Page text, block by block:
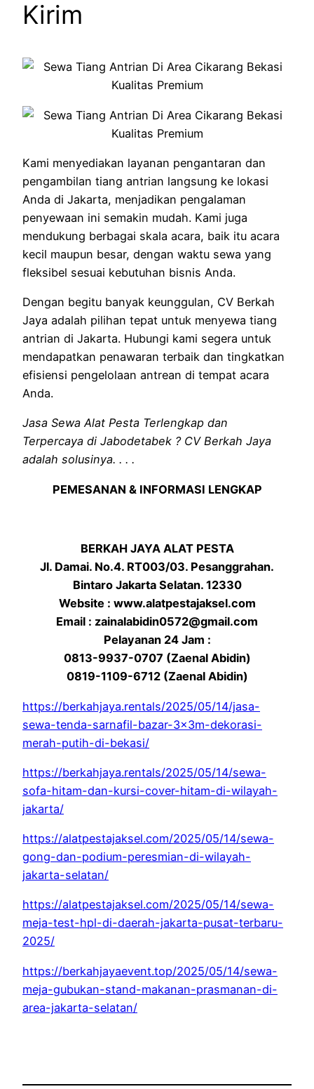
Kirim
Kami menyediakan layanan pengantaran dan
pengambilan tiang antrian langsung ke lokasi
Anda di Jakarta, menjadikan pengalaman
penyewaan ini semakin mudah. Kami juga
mendukung berbagai skala acara, baik itu acara
kecil maupun besar, dengan waktu sewa yang
fleksibel sesuai kebutuhan bisnis Anda.
Dengan begitu banyak keunggulan, CV Berkah
Jaya adalah pilihan tepat untuk menyewa tiang
antrian di Jakarta. Hubungi kami segera untuk
mendapatkan penawaran terbaik dan tingkatkan
efisiensi pengelolaan antrean di tempat acara
Anda.
Jasa Sewa Alat Pesta Terlengkap dan
Terpercaya di Jabodetabek ? CV Berkah Jaya
adalah solusinya. . . .
PEMESANAN & INFORMASI LENGKAP
BERKAH JAYA ALAT PESTA
Jl. Damai. No.4. RT003/03. Pesanggrahan.
Bintaro Jakarta Selatan. 12330
Website : www.alatpestajaksel.com
Email : zainalabidin0572@gmail.com
Pelayanan 24 Jam :
0813-9937-0707 (Zaenal Abidin)
0819-1109-6712 (Zaenal Abidin)
https://berkahjaya.rentals/2025/05/14/jasa-
sewa-tenda-sarnafil-bazar-3x3m-dekorasi-
merah-putih-di-bekasi/
https://berkahjaya.rentals/2025/05/14/sewa-
sofa-hitam-dan-kursi-cover-hitam-di-wilayah-
jakarta/
https://alatpestajaksel.com/2025/05/14/sewa-
gong-dan-podium-peresmian-di-wilayah-
jakarta-selatan/
https://alatpestajaksel.com/2025/05/14/sewa-
meja-test-hpl-di-daerah-jakarta-pusat-terbaru-
2025/
https://berkahjayaevent.top/2025/05/14/sewa-
meja-gubukan-stand-makanan-prasmanan-di-
area-jakarta-selatan/